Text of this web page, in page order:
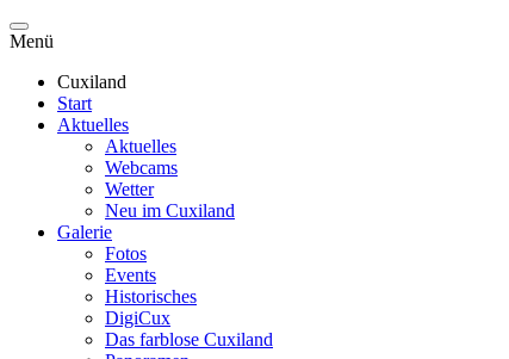
Menü
Cuxiland
Start
Aktuelles
Aktuelles
Webcams
Wetter
Neu im Cuxiland
Galerie
Fotos
Events
Historisches
DigiCux
Das farblose Cuxiland